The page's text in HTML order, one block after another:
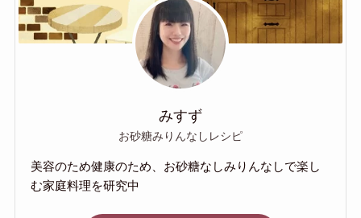
みすず
お砂糖みりんなしレシピ
美容のため健康のため、お砂糖なしみりんなしで楽し
む家庭料理を研究中